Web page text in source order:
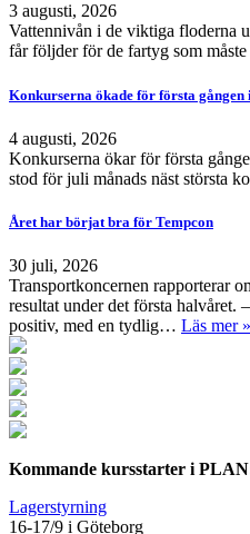
3 augusti, 2026
Vattennivån i de viktiga floderna
får följder för de fartyg som
Konkurserna ökade för första gången
4 augusti, 2026
Konkurserna ökar för första
stod för juli månads näst största
Året har börjat bra för Tempcon
30 juli, 2026
Transportkoncernen rapporterar
resultat under det första halvåret.
positiv, med en tydlig… Läs mer »
Kommande kursstarter i
Lagerstyrning
16-17/9 i Göteborg